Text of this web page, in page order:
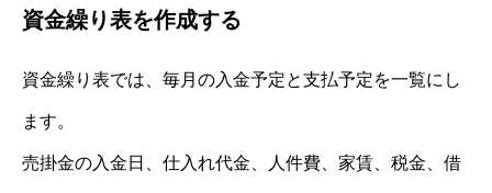
資金繰り表を作成する
資金繰り表では、毎月の入金予定と支払予定を一覧にし
ます。
売掛金の入金日、仕入れ代金、人件費、家賃、税金、借